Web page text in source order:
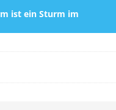
ist ein Sturm im